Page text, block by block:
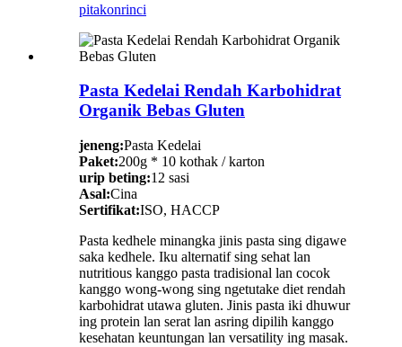
pitakonrinci
Pasta Kedelai Rendah Karbohidrat
Organik Bebas Gluten
jeneng:Pasta Kedelai
Paket:200g * 10 kothak / karton
urip beting:12 sasi
Asal:Cina
Sertifikat:ISO, HACCP
Pasta kedhele minangka jinis pasta sing digawe
saka kedhele. Iku alternatif sing sehat lan
nutritious kanggo pasta tradisional lan cocok
kanggo wong-wong sing ngetutake diet rendah
karbohidrat utawa gluten. Jinis pasta iki dhuwur
ing protein lan serat lan asring dipilih kanggo
kesehatan keuntungan lan versatility ing masak.